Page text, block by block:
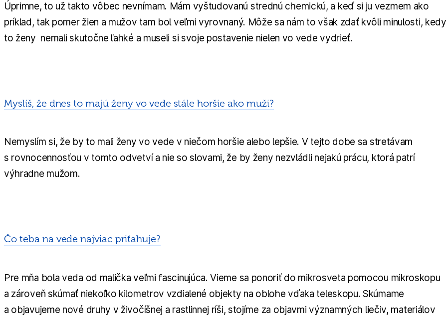
Úprimne, to už takto vôbec nevnímam. Mám vyštudovanú strednú chemickú, a keď si ju vezmem ako
príklad, tak pomer žien a mužov tam bol veľmi vyrovnaný. Môže sa nám to však zdať kvôli minulosti, kedy
to ženy nemali skutočne ľahké a museli si svoje postavenie nielen vo vede vydrieť.
Myslíš, že dnes to majú ženy vo vede stále horšie ako muži?
Nemyslím si, že by to mali ženy vo vede v niečom horšie alebo lepšie. V tejto dobe sa stretávam
s rovnocennosťou v tomto odvetví a nie so slovami, že by ženy nezvládli nejakú prácu, ktorá patrí
výhradne mužom.
Čo teba na vede najviac priťahuje?
Pre mňa bola veda od malička veľmi fascinujúca. Vieme sa ponoriť do mikrosveta pomocou mikroskopu
a zároveň skúmať niekoľko kilometrov vzdialené objekty na oblohe vďaka teleskopu. Skúmame
a objavujeme nové druhy v živočíšnej a rastlinnej ríši, stojíme za objavmi významných liečiv, materiálov